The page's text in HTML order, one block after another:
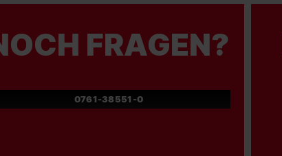
FRAGEN?
0761-38551-0